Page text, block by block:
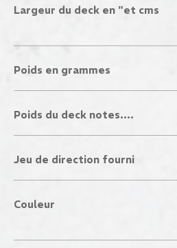
Largeur du deck en "et cms
Poids en grammes
Poids du deck notes....
Jeu de direction fourni
Couleur